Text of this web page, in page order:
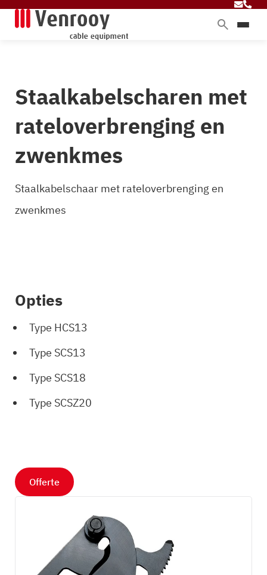
Diensten
Branches
Over ons
Blog
Staalkabelscharen met
rateloverbrenging en
zwenkmes
Staalkabelschaar met rateloverbrenging en
zwenkmes
Opties
Type HCS13
Type SCS13
Type SCS18
Type SCSZ20
Offerte